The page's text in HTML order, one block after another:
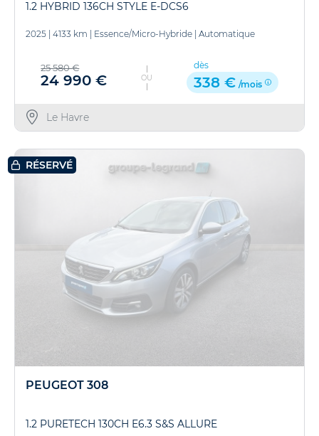
1.2 HYBRID 136CH STYLE E-DCS6
2025 4133 km Essence/Micro-Hybride Automatique
25 580 €
24 990 € OU
dès
338 € /mois
Le Havre
RÉSERVÉ
PEUGEOT 308
1.2 PURETECH 130CH E6.3 S&S ALLURE